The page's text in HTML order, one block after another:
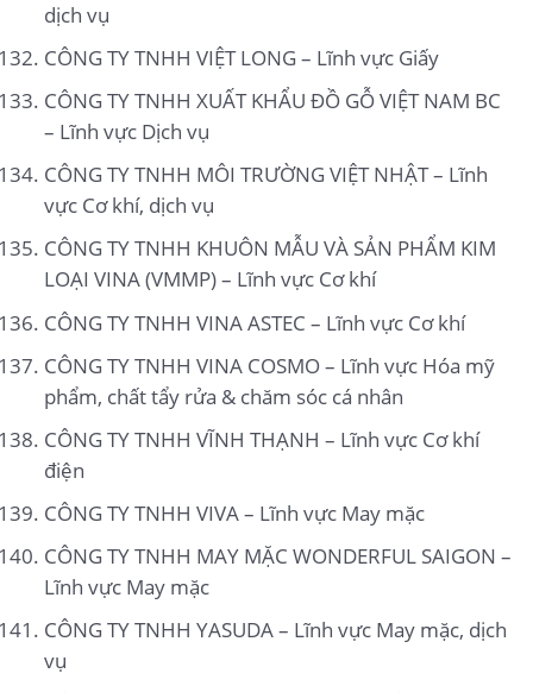
dịch vụ
CÔNG TY TNHH VIỆT LONG – Lĩnh vực Giấy
CÔNG TY TNHH XUẤT KHẨU ĐỒ GỖ VIỆT NAM BC
– Lĩnh vực Dịch vụ
CÔNG TY TNHH MÔI TRƯỜNG VIỆT NHẬT – Lĩnh
vực Cơ khí, dịch vụ
CÔNG TY TNHH KHUÔN MẪU VÀ SẢN PHẨM KIM
LOẠI VINA (VMMP) – Lĩnh vực Cơ khí
CÔNG TY TNHH VINA ASTEC – Lĩnh vực Cơ khí
CÔNG TY TNHH VINA COSMO – Lĩnh vực Hóa mỹ
phẩm, chất tẩy rửa & chăm sóc cá nhân
CÔNG TY TNHH VĨNH THẠNH – Lĩnh vực Cơ khí
điện
CÔNG TY TNHH VIVA – Lĩnh vực May mặc
CÔNG TY TNHH MAY MẶC WONDERFUL SAIGON –
Lĩnh vực May mặc
CÔNG TY TNHH YASUDA – Lĩnh vực May mặc, dịch
vụ